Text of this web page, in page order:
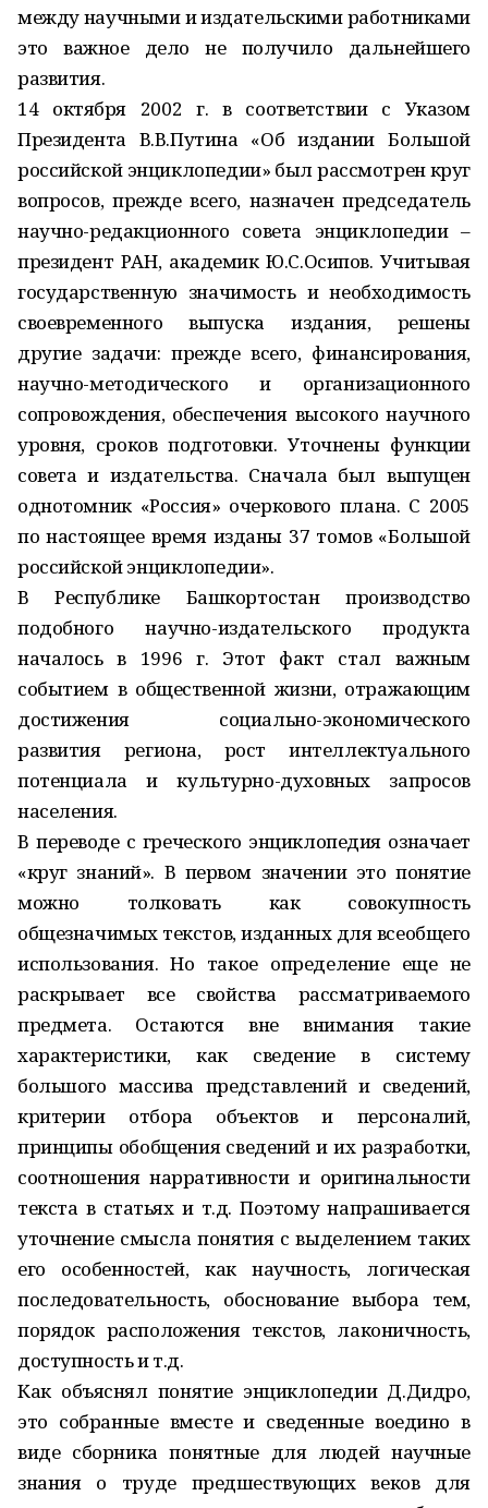
между научными и издательскими работниками
это важное дело не получило дальнейшего
развития.
14 октября 2002 г. в соответствии с Указом
Президента В.В.Путина «Об издании Большой
российской энциклопедии» был рассмотрен круг
вопросов, прежде всего, назначен председатель
научно-редакционного совета энциклопедии –
президент РАН, академик Ю.С.Осипов. Учитывая
государственную значимость и необходимость
своевременного выпуска издания, решены
другие задачи: прежде всего, финансирования,
научно-методического и организационного
сопровождения, обеспечения высокого научного
уровня, сроков подготовки. Уточнены функции
совета и издательства. Сначала был выпущен
однотомник «Россия» очеркового плана. С 2005
по настоящее время изданы 37 томов «Большой
российской энциклопедии».
В Республике Башкортостан производство
подобного научно-издательского продукта
началось в 1996 г. Этот факт стал важным
событием в общественной жизни, отражающим
достижения социально-экономического
развития региона, рост интеллектуального
потенциала и культурно-духовных запросов
населения.
В переводе с греческого энциклопедия означает
«круг знаний». В первом значении это понятие
можно толковать как совокупность
общезначимых текстов, изданных для всеобщего
использования. Но такое определение еще не
раскрывает все свойства рассматриваемого
предмета. Остаются вне внимания такие
характеристики, как сведение в систему
большого массива представлений и сведений,
критерии отбора объектов и персоналий,
принципы обобщения сведений и их разработки,
соотношения нарративности и оригинальности
текста в статьях и т.д. Поэтому напрашивается
уточнение смысла понятия с выделением таких
его особенностей, как научность, логическая
последовательность, обоснование выбора тем,
порядок расположения текстов, лаконичность,
доступность и т.д.
Как объяснял понятие энциклопедии Д.Дидро,
это собранные вместе и сведенные воедино в
виде сборника понятные для людей научные
знания о труде предшествующих веков для